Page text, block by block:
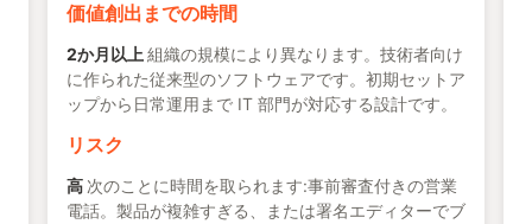
価値創出までの時間
2か月以上 組織の規模により異なります。技術者向け
に作られた従来型のソフトウェアです。初期セットア
ップから日常運用まで IT 部門が対応する設計です。
リスク
高 次のことに時間を取られます:事前審査付きの営業
電話。製品が複雑すぎる、または署名エディターでブ